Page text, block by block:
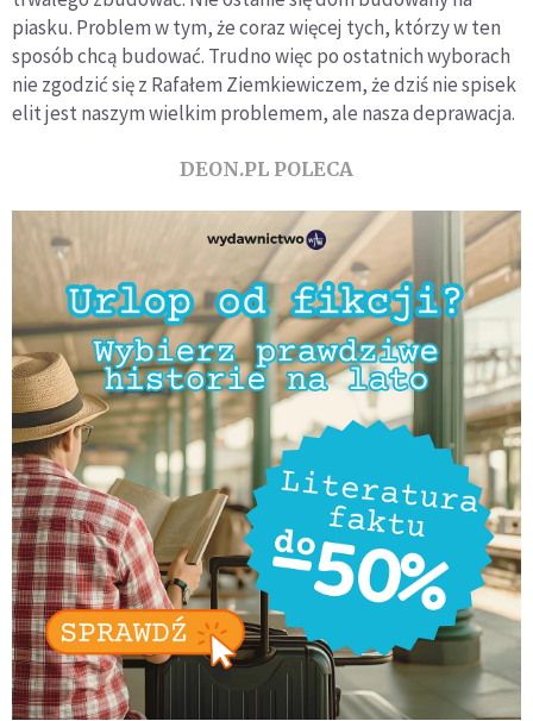
piasku. Problem w tym, że coraz więcej tych, którzy w ten
sposób chcą budować. Trudno więc po ostatnich wyborach
nie zgodzić się z Rafałem Ziemkiewiczem, że dziś nie spisek
elit jest naszym wielkim problemem, ale nasza deprawacja.
DEON.PL POLECA